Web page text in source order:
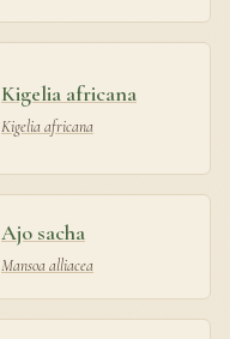
Kigelia africana
Kigelia africana
Ajo sacha
Mansoa alliacea